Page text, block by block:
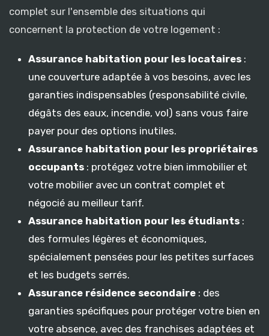
complet sur l'ensemble des situations qui
concernent la protection de votre logement :
Assurance habitation pour les locataires :
une couverture adaptée à vos besoins, avec les
garanties indispensables (responsabilité civile,
dégâts des eaux, incendie, vol) sans vous faire
payer pour des options inutiles.
Assurance habitation pour les propriétaires
occupants : protégez votre bien immobilier et
votre mobilier avec un contrat complet et
négocié au meilleur tarif.
Assurance habitation pour les étudiants :
des formules légères et économiques,
spécialement pensées pour les petites surfaces
et les budgets serrés.
Assurance résidence secondaire : des
garanties spécifiques pour protéger votre bien en
votre absence, avec des franchises adaptées et